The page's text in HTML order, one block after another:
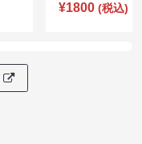
¥1800 (税込)